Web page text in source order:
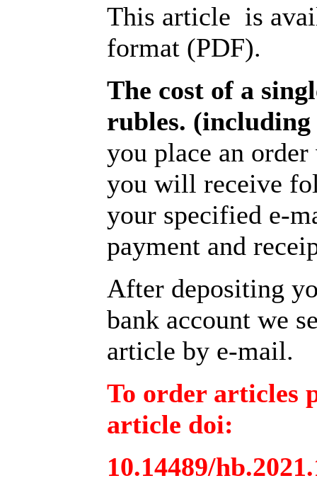
This article is
format (PDF).
The cost of a
rubles. (including
you place an
you will receive
your specified e-
payment and
After depositing
bank account we
article by e-mail.
To order articles
article doi:
10.14489/